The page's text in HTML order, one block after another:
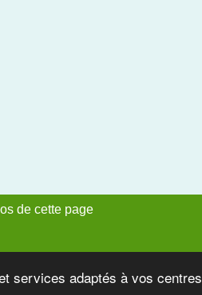
services adaptés à vos centres
de cette page